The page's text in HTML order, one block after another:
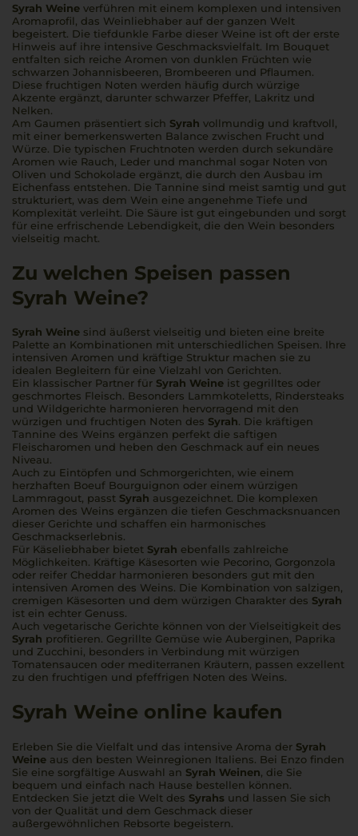
Syrah Weine verführen mit einem komplexen und intensiven
Aromaprofil, das Weinliebhaber auf der ganzen Welt
begeistert. Die tiefdunkle Farbe dieser Weine ist oft der erste
Hinweis auf ihre intensive Geschmacksvielfalt. Im Bouquet
entfalten sich reiche Aromen von dunklen Früchten wie
schwarzen Johannisbeeren, Brombeeren und Pflaumen.
Diese fruchtigen Noten werden häufig durch würzige
Akzente ergänzt, darunter schwarzer Pfeffer, Lakritz und
Nelken.
Am Gaumen präsentiert sich Syrah vollmundig und kraftvoll,
mit einer bemerkenswerten Balance zwischen Frucht und
Würze. Die typischen Fruchtnoten werden durch sekundäre
Aromen wie Rauch, Leder und manchmal sogar Noten von
Oliven und Schokolade ergänzt, die durch den Ausbau im
Eichenfass entstehen. Die Tannine sind meist samtig und gut
strukturiert, was dem Wein eine angenehme Tiefe und
Komplexität verleiht. Die Säure ist gut eingebunden und sorgt
für eine erfrischende Lebendigkeit, die den Wein besonders
vielseitig macht.
Zu welchen Speisen passen
Syrah Weine?
Syrah Weine sind äußerst vielseitig und bieten eine breite
Palette an Kombinationen mit unterschiedlichen Speisen. Ihre
intensiven Aromen und kräftige Struktur machen sie zu
idealen Begleitern für eine Vielzahl von Gerichten.
Ein klassischer Partner für Syrah Weine ist gegrilltes oder
geschmortes Fleisch. Besonders Lammkoteletts, Rindersteaks
und Wildgerichte harmonieren hervorragend mit den
würzigen und fruchtigen Noten des Syrah. Die kräftigen
Tannine des Weins ergänzen perfekt die saftigen
Fleischaromen und heben den Geschmack auf ein neues
Niveau.
Auch zu Eintöpfen und Schmorgerichten, wie einem
herzhaften Boeuf Bourguignon oder einem würzigen
Lammragout, passt Syrah ausgezeichnet. Die komplexen
Aromen des Weins ergänzen die tiefen Geschmacksnuancen
dieser Gerichte und schaffen ein harmonisches
Geschmackserlebnis.
Für Käseliebhaber bietet Syrah ebenfalls zahlreiche
Möglichkeiten. Kräftige Käsesorten wie Pecorino, Gorgonzola
oder reifer Cheddar harmonieren besonders gut mit den
intensiven Aromen des Weins. Die Kombination von salzigen,
cremigen Käsesorten und dem würzigen Charakter des Syrah
ist ein echter Genuss.
Auch vegetarische Gerichte können von der Vielseitigkeit des
Syrah profitieren. Gegrillte Gemüse wie Auberginen, Paprika
und Zucchini, besonders in Verbindung mit würzigen
Tomatensaucen oder mediterranen Kräutern, passen exzellent
zu den fruchtigen und pfeffrigen Noten des Weins.
Syrah Weine online kaufen
Erleben Sie die Vielfalt und das intensive Aroma der Syrah
Weine aus den besten Weinregionen Italiens. Bei Enzo finden
Sie eine sorgfältige Auswahl an Syrah Weinen, die Sie
bequem und einfach nach Hause bestellen können.
Entdecken Sie jetzt die Welt des Syrahs und lassen Sie sich
von der Qualität und dem Geschmack dieser
außergewöhnlichen Rebsorte begeistern.